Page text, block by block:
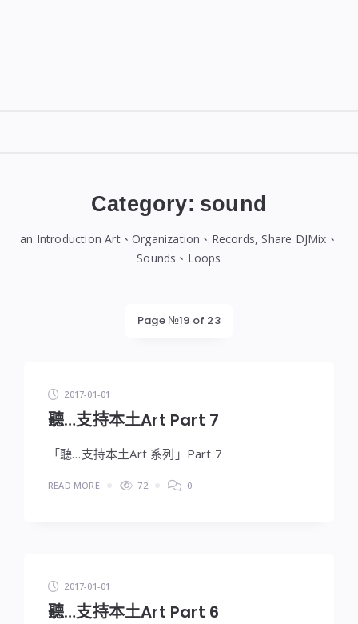
Category: sound
an Introduction Art、Organization、Records, Share DJMix、
Sounds、Loops
Page №19 of 23
2017-01-01
聽…支持本土Art Part 7
「聽…支持本土Art 系列」Part 7
READ MORE 72 0
2017-01-01
聽…支持本土Art Part 6